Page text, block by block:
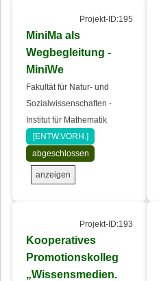
Projekt-ID:195
MiniMa als
Wegbegleitung -
MiniWe
Fakultät für Natur- und
Sozialwissenschaften -
Institut für Mathematik
[ENTW.VORH.]
abgeschlossen
anzeigen
Projekt-ID:193
Kooperatives
Promotionskolleg
„Wissensmedien.